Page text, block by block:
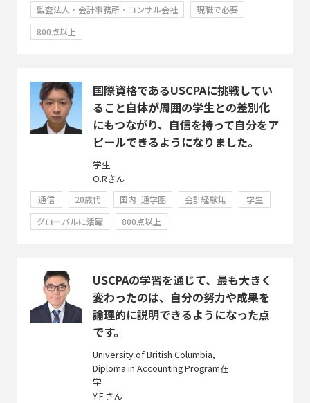
監査法人・会計事務所・コンサル会社
現職で必要
800点以上
国際資格であるUSCPAに挑戦してい
ること自体が周囲の学生との差別化
にもつながり、自信を持って自分をア
ピールできるようになりました。
学生
O.Rさん
通信 20歳代 国内_通学圏 会計経験無
学生
グローバルに活躍
800点以上
USCPAの学習を通じて、最も大きく
変わったのは、自分の努力や成果を
論理的に説明できるようになった点
です。
University of British Columbia,
Diploma in Accounting Program在
学
Y.F.さん